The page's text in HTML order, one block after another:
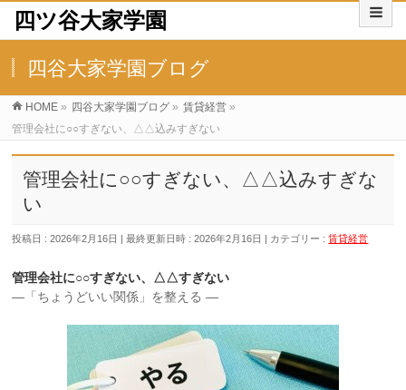
四ツ谷大家学園
四谷大家学園ブログ
HOME » 四谷大家学園ブログ » 賃貸経営 »
管理会社に○○すぎない、△△込みすぎない
管理会社に○○すぎない、△△込みすぎな
い
投稿日 : 2026年2月16日 最終更新日時 : 2026年2月16日 カテゴリー :賃貸経営
管理会社に○○すぎない、△△すぎない
―「ちょうどいい関係」を整える ―